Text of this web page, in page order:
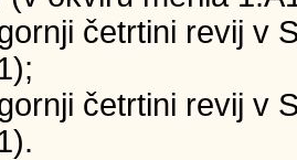
četrtini revij v
četrtini revij v